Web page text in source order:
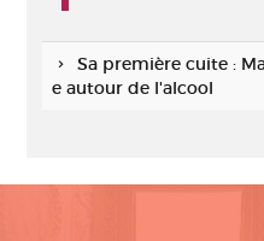
Sa première cuite :
e autour de l'alcool